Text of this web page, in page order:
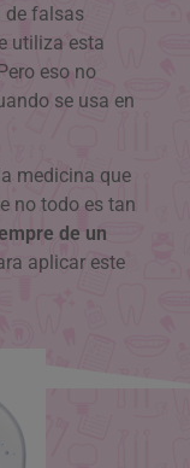
de falsas
utiliza esta
eso no
se usa en
medicina que
no todo es tan
de un
aplicar este